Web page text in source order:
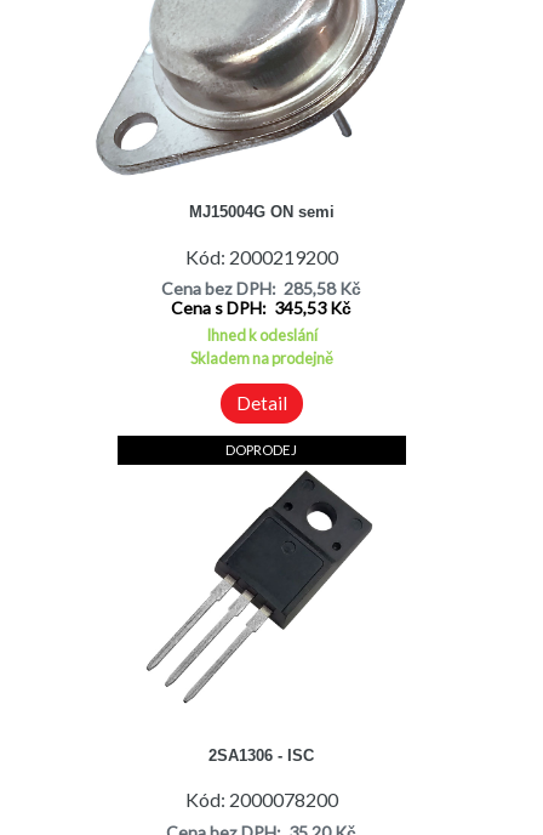
MJ15004G ON semi
Kód: 2000219200
Cena bez DPH: 285,58 Kč
Cena s DPH: 345,53 Kč
Ihned k odeslání
Skladem na prodejně
Detail
DOPRODEJ
2SA1306 - ISC
Kód: 2000078200